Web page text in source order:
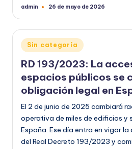
Publicado
admin 26 de mayo de 2026
Publicado
en
Sin categoría
RD 193/2023: La
espacios públicos se
obligación legal en
El 2 de junio de 2025 cambiará
operativa de miles de edificios y
España. Ese día entra en vigor
del Real Decreto 193/2023 y